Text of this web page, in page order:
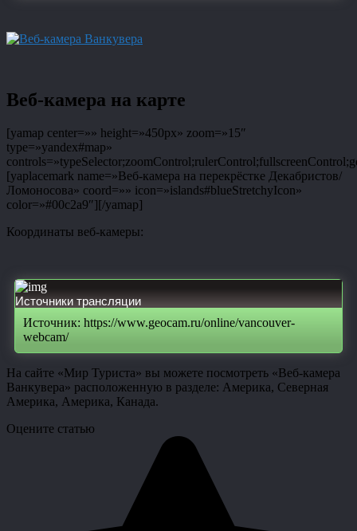
Веб-камера на карте
[yamap center=»» height=»450px» zoom=»15″
type=»yandex#map»
[yaplacemark name=»Веб-камера на перекрёстке Декабристов/
Ломоносова» coord=»» icon=»islands#blueStretchyIcon»
color=»#00c2a9″][/yamap]
Координаты веб-камеры:
Источники трансляции
Источник: https://www.geocam.ru/online/vancouver-
webcam/
На сайте «Мир Туриста» вы можете посмотреть «Веб-камера
Ванкувера» расположенную в разделе: Америка, Северная
Америка, Америка, Канада.
Оцените статью